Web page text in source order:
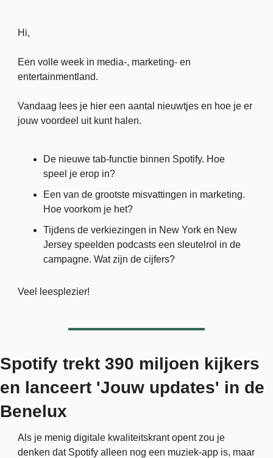
Hi,
Een volle week in media-, marketing- en
entertainmentland.
Vandaag lees je hier een aantal nieuwtjes en hoe je er
jouw voordeel uit kunt halen.
De nieuwe tab-functie binnen Spotify. Hoe
speel je erop in?
Een van de grootste misvattingen in marketing.
Hoe voorkom je het?
Tijdens de verkiezingen in New York en New
Jersey speelden podcasts een sleutelrol in de
campagne. Wat zijn de cijfers?
Veel leesplezier!
Spotify trekt 390 miljoen kijkers
en lanceert 'Jouw updates' in de
Benelux
Als je menig digitale kwaliteitskrant opent zou je
denken dat Spotify alleen nog een muziek-app is, maar